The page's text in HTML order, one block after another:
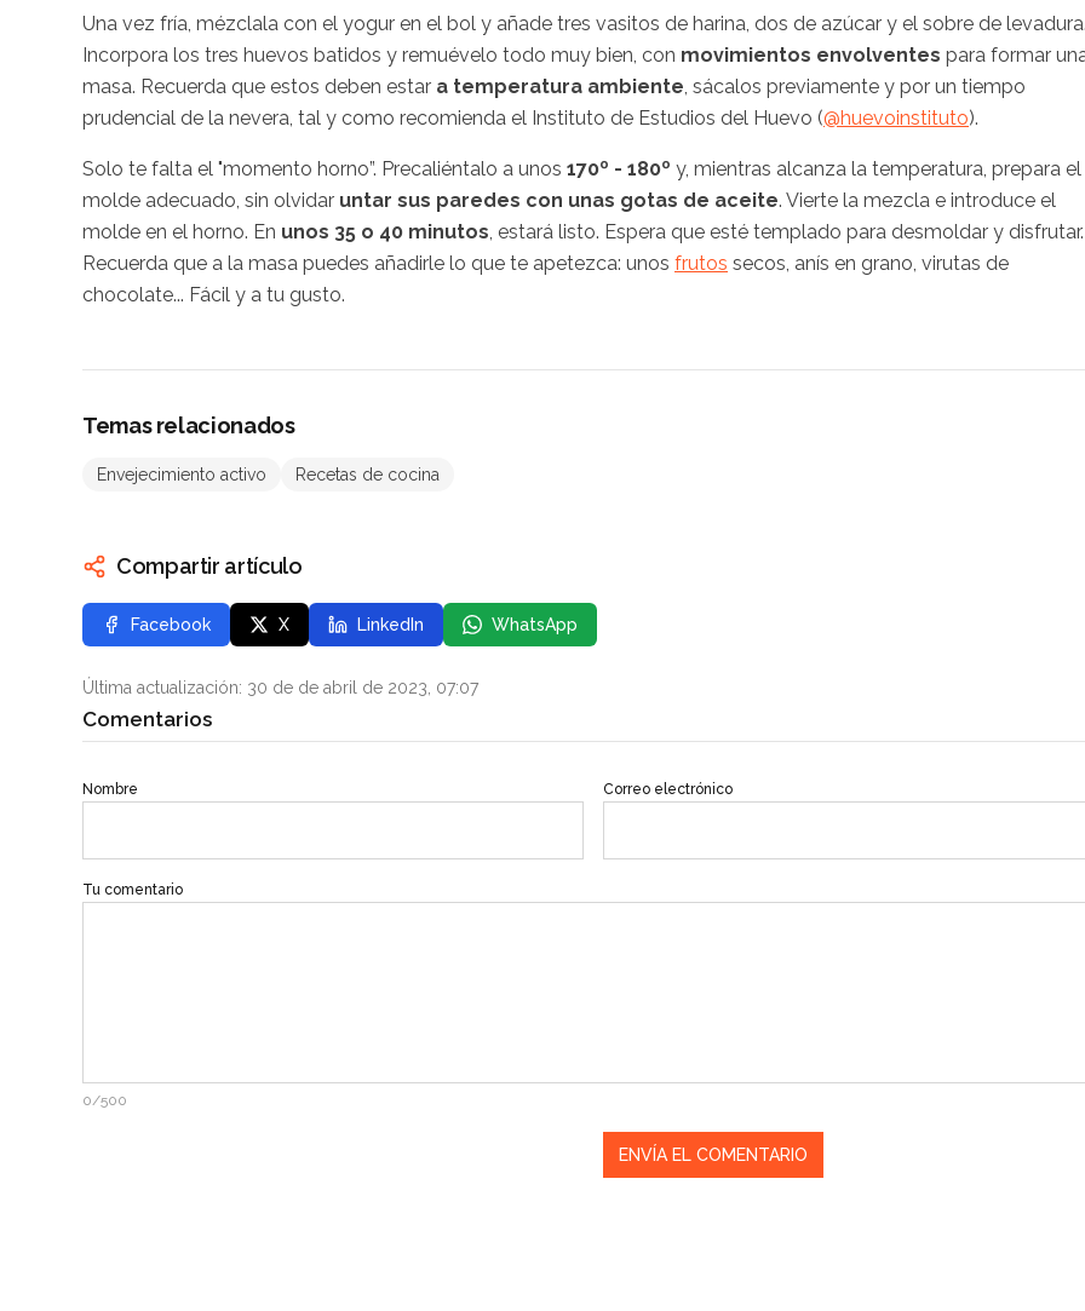
Una vez fría, mézclala con el yogur en el bol y añade tres vasitos de harina, dos de azúcar y el sobre de levadura.
Incorpora los tres huevos batidos y remuévelo todo muy bien, con movimientos envolventes para formar
masa. Recuerda que estos deben estar a temperatura ambiente , sácalos previamente y por un tiempo
prudencial de la nevera, tal y como recomienda el Instituto de Estudios del Huevo (@huevoinstituto).
Solo te falta el "momento horno”. Precaliéntalo a unos 170º - 180º y, mientras alcanza la temperatura, prepara el
molde adecuado, sin olvidar untar sus paredes con unas gotas de aceite. Vierte la mezcla e introduce el
molde en el horno. En unos 35 o 40 minutos , estará listo. Espera que esté templado para desmoldar y disfrutar.
Recuerda que a la masa puedes añadirle lo que te apetezca: unos frutos secos, anís en grano, virutas de
chocolate... Fácil y a tu gusto.
Temas relacionados
Envejecimiento activo Recetas de cocina
Compartir artículo
Facebook X LinkedIn WhatsApp
Última actualización: 30 de de abril de 2023, 07:07
Comentarios
Nombre Correo electrónico
Tu comentario
0/500